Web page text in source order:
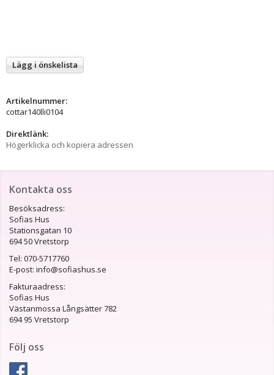
Lägg i önskelista
Artikelnummer:
cottar140lli0104
Direktlänk:
Högerklicka och kopiera adressen
Kontakta oss
Besöksadress:
Sofias Hus
Stationsgatan 10
694 50 Vretstorp
Tel: 070-5717760
E-post: info@sofiashus.se
Fakturaadress:
Sofias Hus
Västanmossa Långsätter 782
694 95 Vretstorp
Följ oss